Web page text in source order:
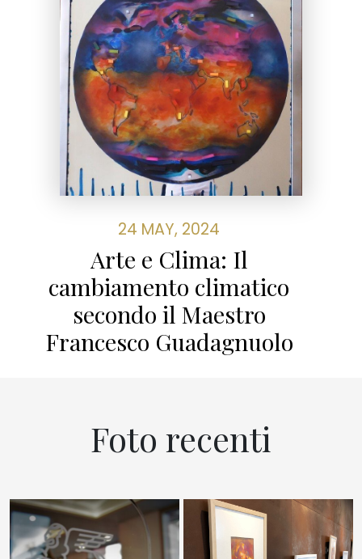
24 MAY, 2024
Arte e Clima: Il
cambiamento climatico
secondo il Maestro
Francesco Guadagnuolo
Foto recenti